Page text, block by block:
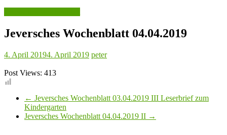
Jeversches Wochenblatt 04.04.2019
4. April 20194. April 2019 peter
Post Views: 413
← Jeversches Wochenblatt 03.04.2019 III Leserbrief zum
Kindergarten
Jeversches Wochenblatt 04.04.2019 II →